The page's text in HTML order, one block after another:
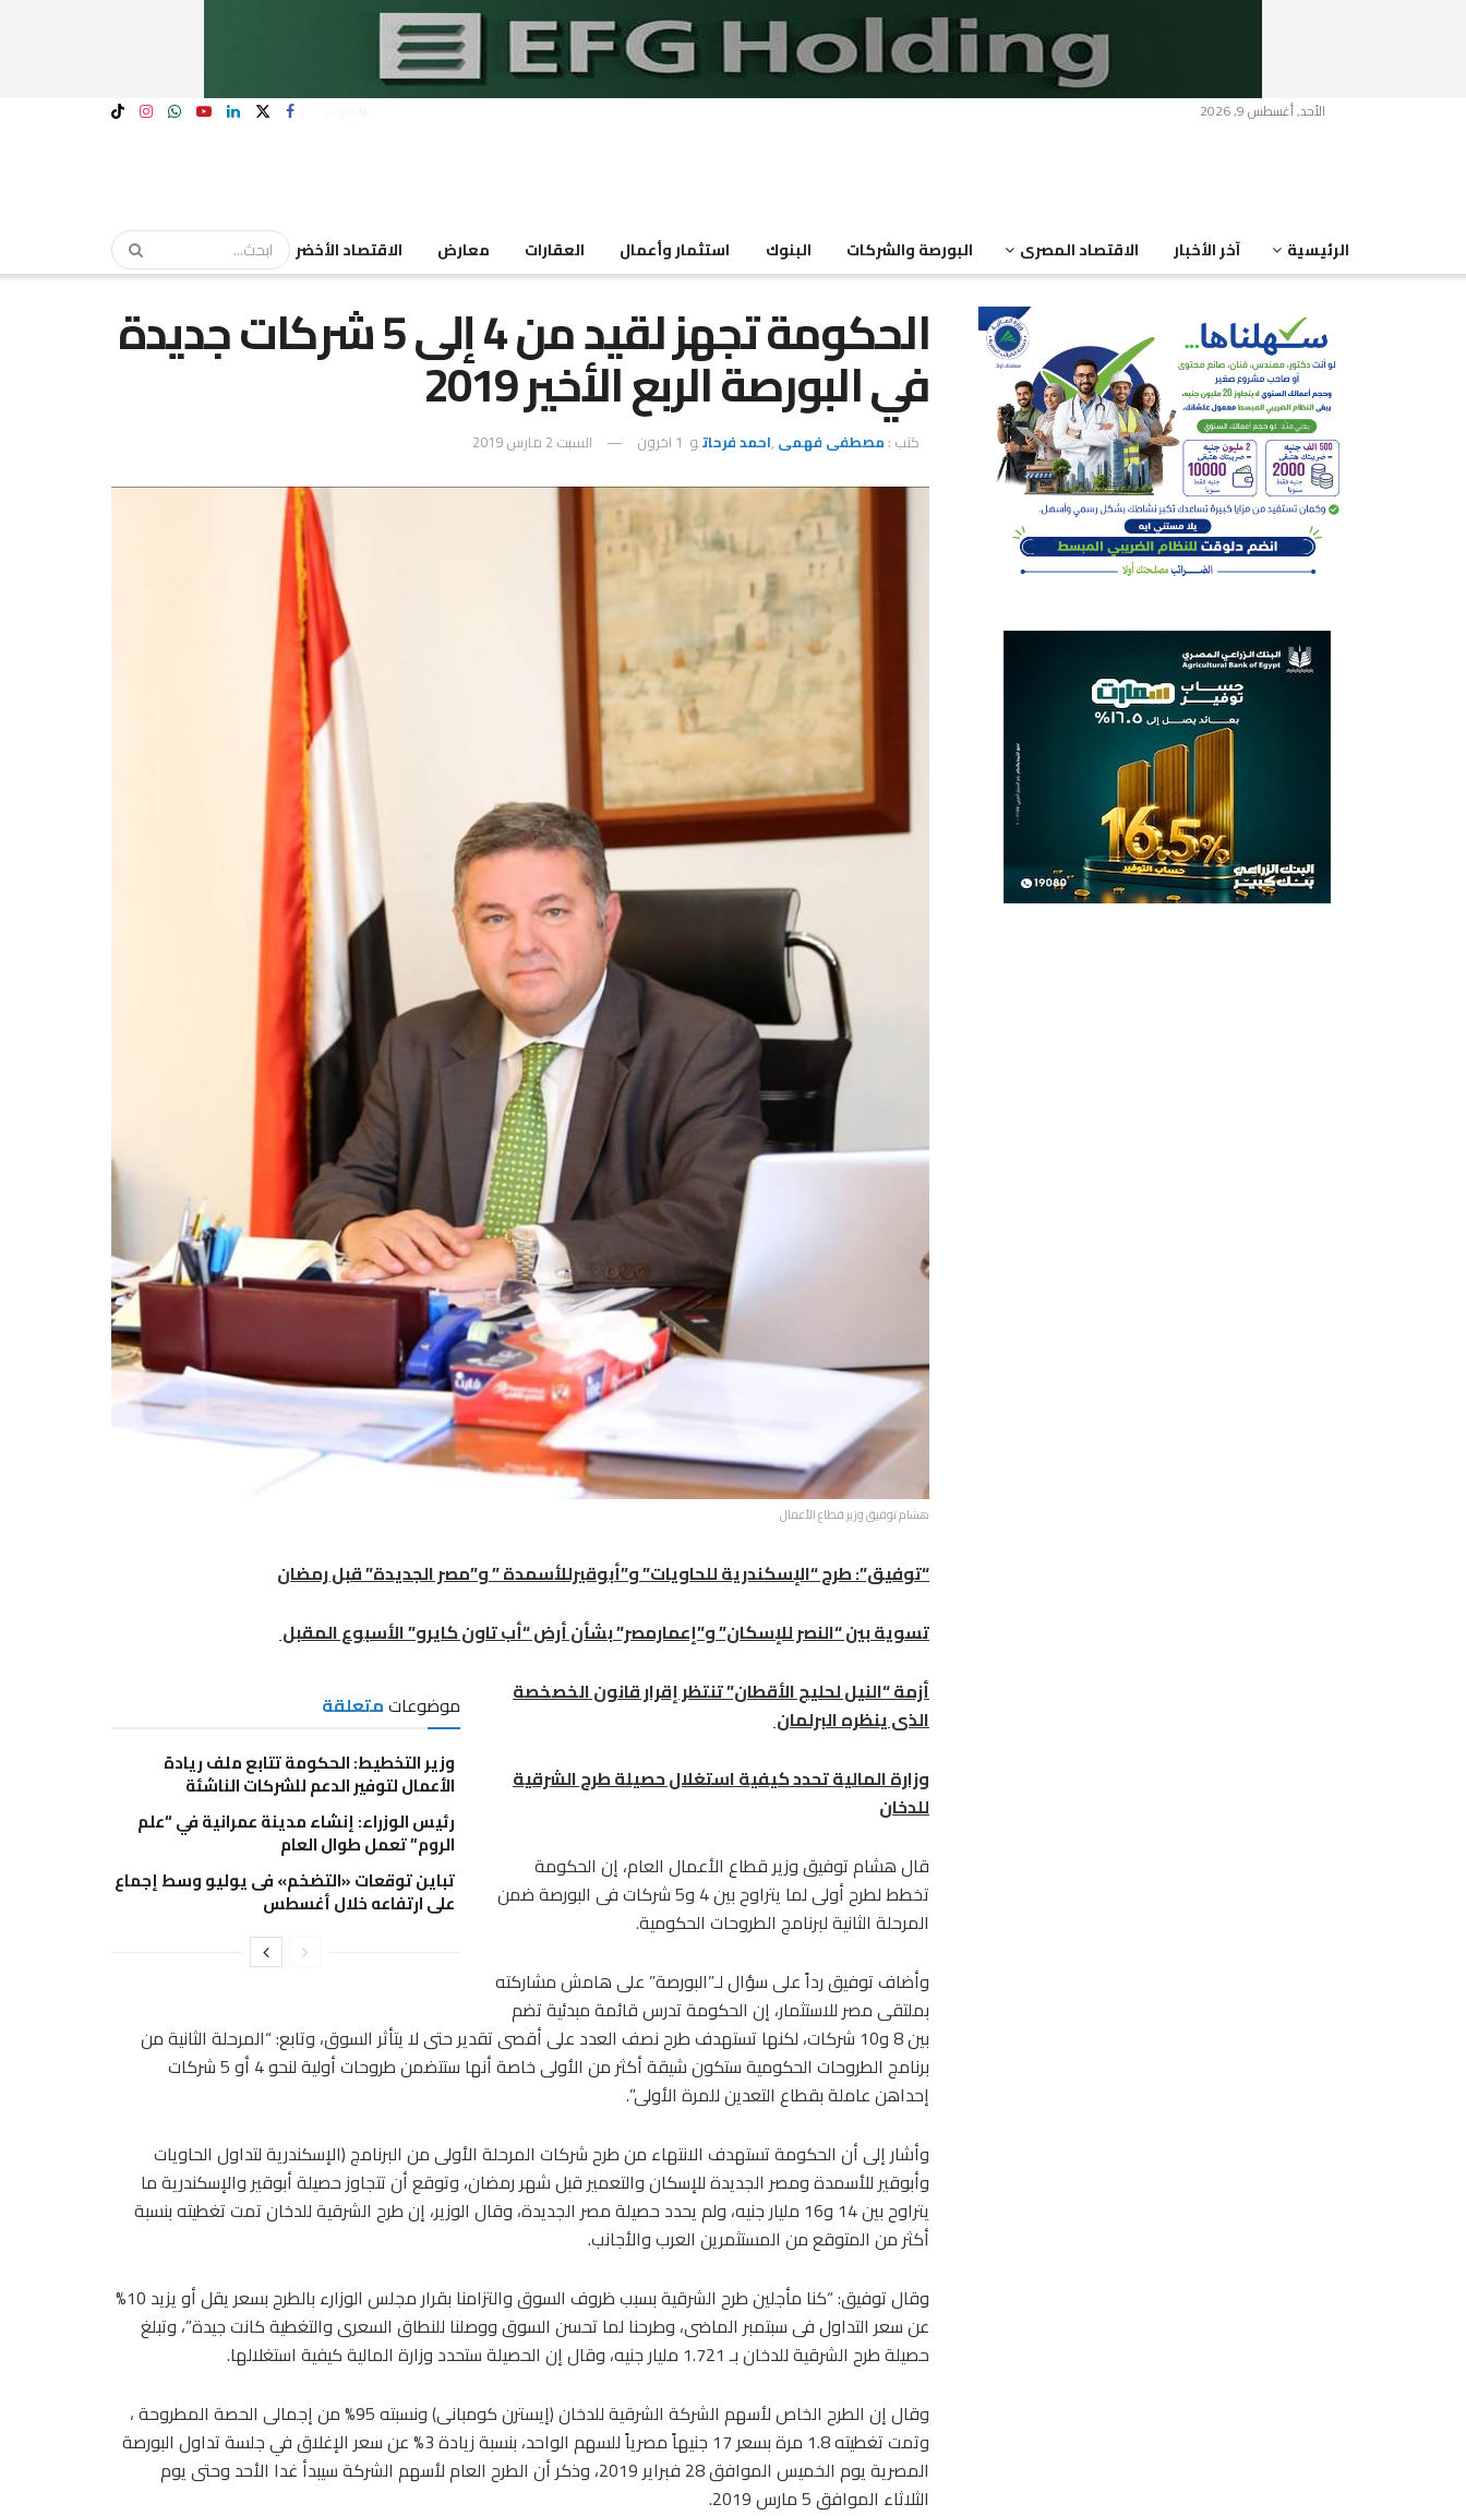
الأحد, أغسطس 9, 2026
الرئيسية آخر الأخبار الاقتصاد المصرى البورصة والشركات البنوك استثمار وأعمال العقارات معارض الاقتصاد الأخضر
الحكومة تجهز لقيد من 4 إلى 5 شركات جديدة
في البورصة الربع الأخير 2019
كتب : مصطفى فهمى ,احمد فرحاتو 1 اخرون السبت 2 مارس 2019
هشام توفيق وزير قطاع الأعمال
“توفيق”: طرح “الإسكندرية للحاويات” و”أبوقيرللأسمدة ” و”مصر الجديدة” قبل رمضان
تسوية بين “النصر للإسكان” و”إعمارمصر” بشأن أرض “أب تاون كايرو” الأسبوع المقبل
موضوعاتمتعلقة
وزير التخطيط: الحكومة تتابع ملف ريادة
الأعمال لتوفير الدعم للشركات الناشئة
رئيس الوزراء: إنشاء مدينة عمرانية في “علم
الروم” تعمل طوال العام
تباين توقعات «التضخم» فى يوليو وسط إجماع
على ارتفاعه خلال أغسطس
أزمة “النيل لحليج الأقطان” تنتظر إقرار قانون الخصخصة
الذى ينظره البرلمان
وزارة المالية تحدد كيفية استغلال حصيلة طرح الشرقية
للدخان
قال هشام توفيق وزير قطاع الأعمال العام، إن الحكومة
تخطط لطرح أولى لما يتراوح بين 4 و5 شركات فى البورصة ضمن
المرحلة الثانية لبرنامج الطروحات الحكومية.
وأضاف توفيق رداً على سؤال لـ”البورصة” على هامش مشاركته
بملتقى مصر للاستثمار، إن الحكومة تدرس قائمة مبدئية تضم
بين 8 و10 شركات، لكنها تستهدف طرح نصف العدد على أقصى تقدير حتى لا يتأثر السوق، وتابع: “المرحلة الثانية من
برنامج الطروحات الحكومية ستكون شيقة أكثر من الأولى خاصة أنها ستتضمن طروحات أولية لنحو 4 أو 5 شركات
إحداهن عاملة بقطاع التعدين للمرة الأولى”.
وأشار إلى أن الحكومة تستهدف الانتهاء من طرح شركات المرحلة الأولى من البرنامج (الإسكندرية لتداول الحاويات
وأبوقير للأسمدة ومصر الجديدة للإسكان والتعمير قبل شهر رمضان، وتوقع أن تتجاوز حصيلة أبوقير والإسكندرية ما
يتراوح بين 14 و16 مليار جنيه، ولم يحدد حصيلة مصر الجديدة، وقال الوزير، إن طرح الشرقية للدخان تمت تغطيته بنسبة
أكثر من المتوقع من المستثمرين العرب والأجانب.
وقال توفيق: “كنا مأجلين طرح الشرقية بسبب ظروف السوق والتزامنا بقرار مجلس الوزارء بالطرح بسعر يقل أو يزيد 10%
عن سعر التداول فى سبتمبر الماضى، وطرحنا لما تحسن السوق ووصلنا للنطاق السعرى والتغطية كانت جيدة”، وتبلغ
حصيلة طرح الشرقية للدخان بـ 1.721 مليار جنيه، وقال إن الحصيلة ستحدد وزارة المالية كيفية استغلالها.
وقال إن الطرح الخاص لأسهم الشركة الشرقية للدخان (إيسترن كومبانى) ونسبته 95% من إجمالى الحصة المطروحة ،
وتمت تغطيته 1.8 مرة بسعر 17 جنيهاً مصرياً للسهم الواحد، بنسبة زيادة 3% عن سعر الإغلاق في جلسة تداول البورصة
المصرية يوم الخميس الموافق 28 فبراير 2019، وذكر أن الطرح العام لأسهم الشركة سيبدأ غدا الأحد وحتى يوم
الثلاثاء الموافق 5 مارس 2019.